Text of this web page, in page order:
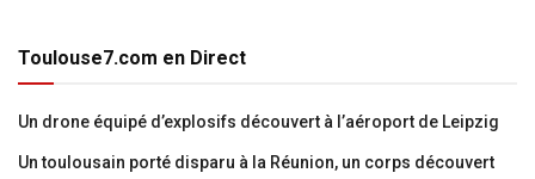
Toulouse7.com en Direct
Un drone équipé d’explosifs découvert à l’aéroport de Leipzig
Un toulousain porté disparu à la Réunion, un corps découvert